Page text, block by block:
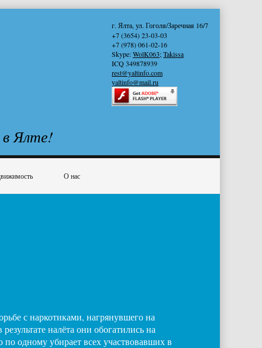
г. Ялта, ул. Гоголя/Заречная 16/7
+7 (3654) 23-03-03
+7 (978) 061-02-16
Skype:WolK063;Takissa
ICQ 349878939
rest@yaltinfo.com
yaltinfo@mail.ru
Ялте!
О нас
с наркотиками, нагрянувшего на
налёта они обогатились на
одному убирает всех участвовавших в